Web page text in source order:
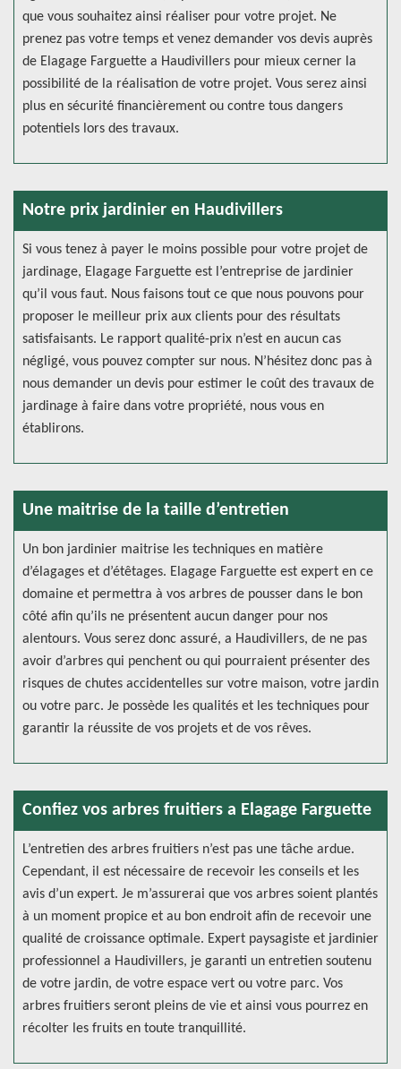
que vous souhaitez ainsi réaliser pour votre projet. Ne
prenez pas votre temps et venez demander vos devis auprès
de Elagage Farguette a Haudivillers pour mieux cerner la
possibilité de la réalisation de votre projet. Vous serez ainsi
plus en sécurité financièrement ou contre tous dangers
potentiels lors des travaux.
Notre prix jardinier en Haudivillers
Si vous tenez à payer le moins possible pour votre projet de
jardinage, Elagage Farguette est l’entreprise de jardinier
qu’il vous faut. Nous faisons tout ce que nous pouvons pour
proposer le meilleur prix aux clients pour des résultats
satisfaisants. Le rapport qualité-prix n’est en aucun cas
négligé, vous pouvez compter sur nous. N’hésitez donc pas à
nous demander un devis pour estimer le coût des travaux de
jardinage à faire dans votre propriété, nous vous en
établirons.
Une maitrise de la taille d’entretien
Un bon jardinier maitrise les techniques en matière
d’élagages et d’étêtages. Elagage Farguette est expert en ce
domaine et permettra à vos arbres de pousser dans le bon
côté afin qu’ils ne présentent aucun danger pour nos
alentours. Vous serez donc assuré, a Haudivillers, de ne pas
avoir d’arbres qui penchent ou qui pourraient présenter des
risques de chutes accidentelles sur votre maison, votre jardin
ou votre parc. Je possède les qualités et les techniques pour
garantir la réussite de vos projets et de vos rêves.
Confiez vos arbres fruitiers a Elagage Farguette
L’entretien des arbres fruitiers n’est pas une tâche ardue.
Cependant, il est nécessaire de recevoir les conseils et les
avis d’un expert. Je m’assurerai que vos arbres soient plantés
à un moment propice et au bon endroit afin de recevoir une
qualité de croissance optimale. Expert paysagiste et jardinier
professionnel a Haudivillers, je garanti un entretien soutenu
de votre jardin, de votre espace vert ou votre parc. Vos
arbres fruitiers seront pleins de vie et ainsi vous pourrez en
récolter les fruits en toute tranquillité.